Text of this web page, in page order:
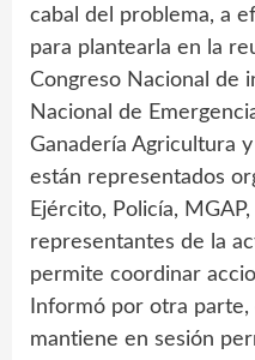
cabal del problema, a
para plantearla en la
Congreso Nacional de
Nacional de
Ganadería Agricultura
están representados
Ejército, Policía,
representantes de la
permite coordinar
Informó por otra
mantiene en sesión